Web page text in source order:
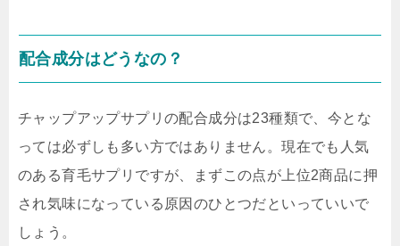
配合成分はどうなの？
チャップアップサプリの配合成分は23種類で、今とな
っては必ずしも多い方ではありません。現在でも人気
のある育毛サプリですが、まずこの点が上位2商品に押
され気味になっている原因のひとつだといっていいで
しょう。